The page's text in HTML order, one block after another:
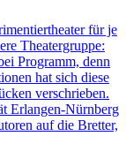
für je
Theatergruppe:
Programm, denn
hat sich diese
verschrieben.
Erlangen-Nürnberg
auf die Bretter,